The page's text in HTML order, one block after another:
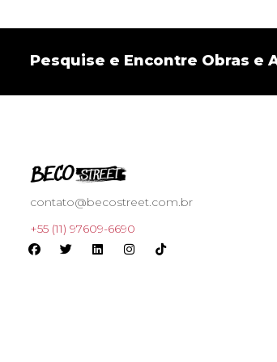
Pesquise e Encontre Obras e
contato@becostreet.com.br
+55 (11) 97609-6690